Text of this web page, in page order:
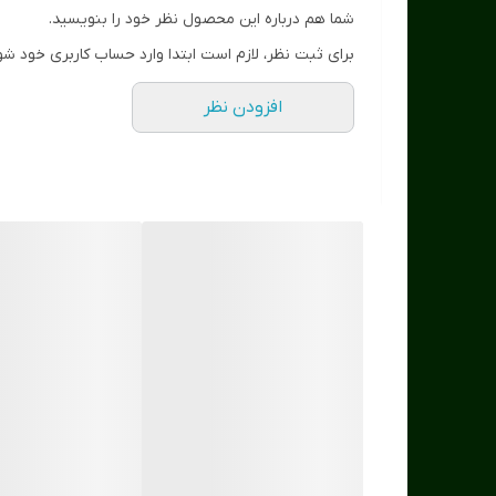
شما هم درباره این محصول نظر خود را بنویسید.
برای ثبت نظر، لازم است ابتدا وارد حساب کاربری خود
افزودن نظر